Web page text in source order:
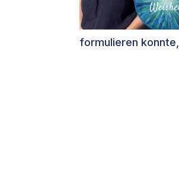
formulieren